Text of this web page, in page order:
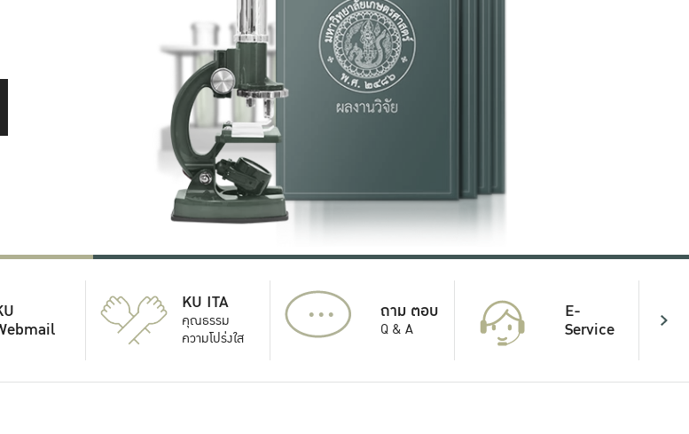
KU ITA
คุณธรรม
ความโปร่งใส
... ถาม ตอบ
Q & A
E-
Service